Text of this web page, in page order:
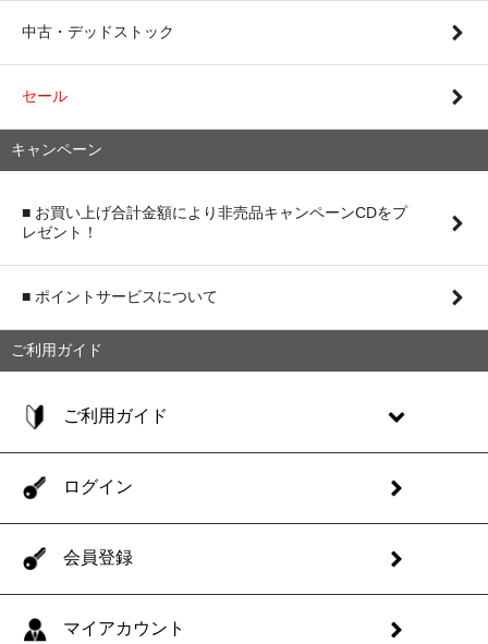
中古・デッドストック
セール
キャンペーン
■ お買い上げ合計金額により非売品キャンペーンCDをプ
レゼント！
■ ポイントサービスについて
ご利用ガイド
ご利用ガイド
ログイン
会員登録
マイアカウント